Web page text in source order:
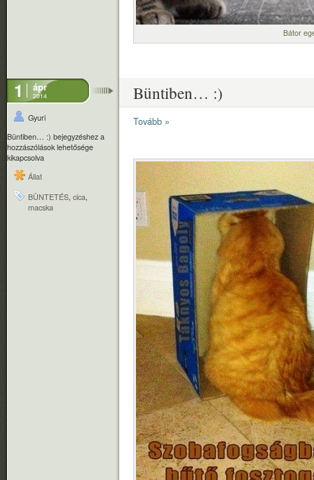
Bátor
1 ápr
2014
Gyuri
Büntiben… :) bejegyzéshez a
hozzászólások lehetősége
kikapcsolva
Állat
BÜNTETÉS cica
macska
Büntiben… :)
Tovább »